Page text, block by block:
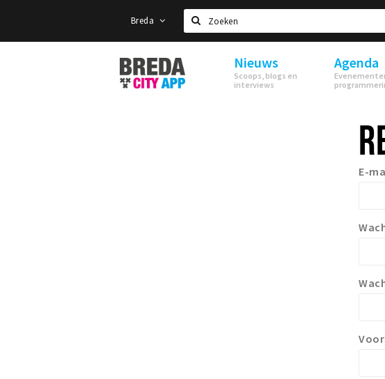
Breda
Zoeken
Stappen
&
Shoppen
Nieuws
Scoops, blogs en
interviews
Agenda
E-